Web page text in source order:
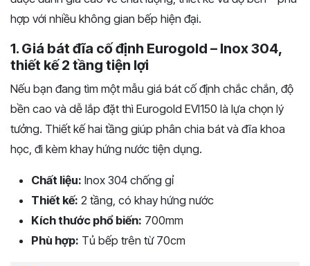
hợp với nhiều không gian bếp hiện đại.
1. Giá bát đĩa cố định Eurogold – Inox 304,
thiết kế 2 tầng tiện lợi
Nếu bạn đang tìm một mẫu giá bát cố định chắc chắn, độ
bền cao và dễ lắp đặt thì Eurogold EVI150 là lựa chọn lý
tưởng. Thiết kế hai tầng giúp phân chia bát và đĩa khoa
học, đi kèm khay hứng nước tiện dụng.
Chất liệu: Inox 304 chống gỉ
Thiết kế: 2 tầng, có khay hứng nước
Kích thước phổ biến: 700mm
Phù hợp: Tủ bếp trên từ 70cm